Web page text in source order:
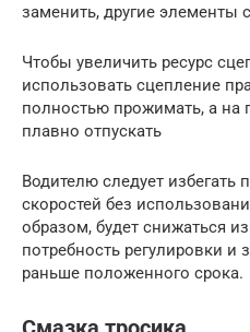
заменить, другие элементы
Чтобы увеличить ресурс
использовать сцепление
полностью прожимать, а на
плавно отпускать
Водителю следует избегать
скоростей без
образом, будет снижаться
потребность регулировки
раньше положенного срока.